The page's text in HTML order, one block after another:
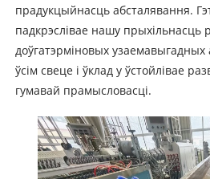
прадукцыйнасць абсталявання.
падкрэслівае нашу прыхільнасць
доўгатэрміновых узаемавыгадных
ўсім свеце і ўклад у ўстойлівае
гумавай прамысловасці.